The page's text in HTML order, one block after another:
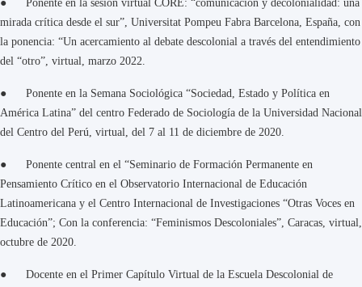
● Ponente en la sesión virtual CORE: “comunicación y decolonialidad: una
mirada crítica desde el sur”, Universitat Pompeu Fabra Barcelona, España, con
la ponencia: “Un acercamiento al debate descolonial a través del entendimiento
del “otro”, virtual, marzo 2022.
● Ponente en la Semana Sociológica “Sociedad, Estado y Política en
América Latina” del centro Federado de Sociología de la Universidad Nacional
del Centro del Perú, virtual, del 7 al 11 de diciembre de 2020.
● Ponente central en el “Seminario de Formación Permanente en
Pensamiento Crítico en el Observatorio Internacional de Educación
Latinoamericana y el Centro Internacional de Investigaciones “Otras Voces en
Educación”; Con la conferencia: “Feminismos Descoloniales”, Caracas, virtual,
octubre de 2020.
● Docente en el Primer Capítulo Virtual de la Escuela Descolonial de